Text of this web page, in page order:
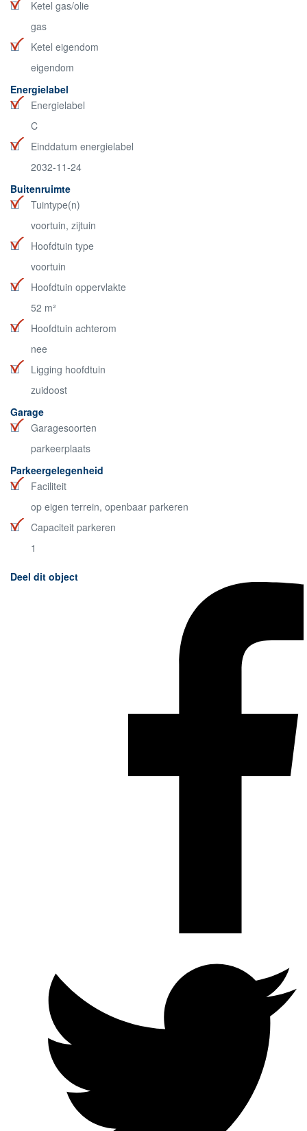
Ketel gas/olie
gas
Ketel eigendom
eigendom
Energielabel
Energielabel
C
Einddatum energielabel
2032-11-24
Buitenruimte
Tuintype(n)
voortuin, zijtuin
Hoofdtuin type
voortuin
Hoofdtuin oppervlakte
52 m²
Hoofdtuin achterom
nee
Ligging hoofdtuin
zuidoost
Garage
Garagesoorten
parkeerplaats
Parkeergelegenheid
Faciliteit
op eigen terrein, openbaar parkeren
Capaciteit parkeren
1
Deel dit object